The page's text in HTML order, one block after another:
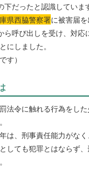
下だったと認識していま
県西脇警察署に被害届を
ら呼び出しを受け、対応
にしました。
す）
法令に触れる行為をし
は、刑事責任能力がな
しても犯罪とはならず